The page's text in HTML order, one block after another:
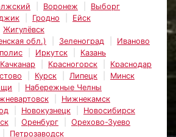
Воронеж
Выборг
Гродно
Ейск
Жигулёвск
обл.)
Зеленоград
Иваново
Иркутск
Казань
Качканар Красногорск
Краснодар
Курск Липецк
Минск
Набережные Челны
Нижнекамск
Новокузнецк
Новосибирск
Оренбург
Орехово-Зуево
Петрозаводск